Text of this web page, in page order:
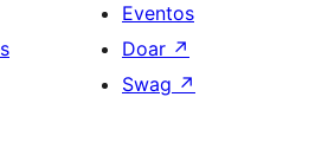
Eventos
Doar ↗
Swag ↗